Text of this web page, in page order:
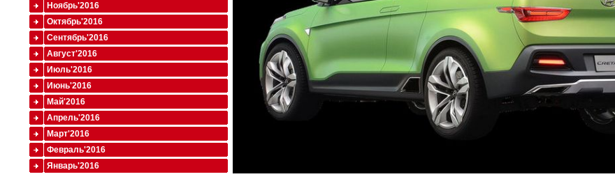
Ноябрь'2016
Октябрь'2016
Сентябрь'2016
Август'2016
Июль'2016
Июнь'2016
Май'2016
Апрель'2016
Март'2016
Февраль'2016
Январь'2016